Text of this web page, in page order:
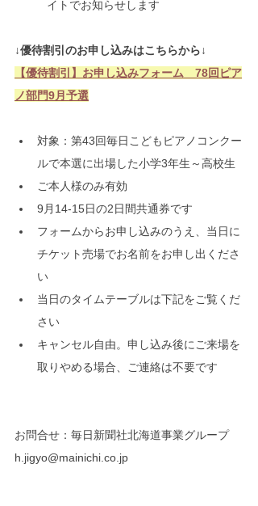
イトでお知らせします
↓優待割引のお申し込みはこちらから↓
【優待割引】お申し込みフォーム　78回ピア
ノ部門9月予選
対象：第43回毎日こどもピアノコンクー
ルで本選に出場した小学3年生～高校生
ご本人様のみ有効
9月14-15日の2日間共通券です
フォームからお申し込みのうえ、当日に
チケット売場でお名前をお申し出くださ
い
当日のタイムテーブルは下記をご覧くだ
さい
キャンセル自由。申し込み後にご来場を
取りやめる場合、ご連絡は不要です
お問合せ：毎日新聞社北海道事業グループ
h.jigyo@mainichi.co.jp